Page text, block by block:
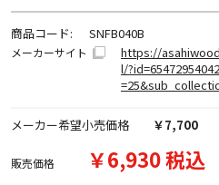
商品コード: SNFB040B
メーカーサイト
https://
l/
メーカー希望小売価格 ￥7,700
販売価格 ￥6,930 税込